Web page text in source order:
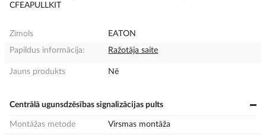
CFEAPULLKIT
Zīmols
EATON
Papildus informācija:
Ražotāja saite
Jauns produkts Nē
Centrālā ugunsdzēsības signalizācijas pults
Montāžas metode
Virsmas montāža